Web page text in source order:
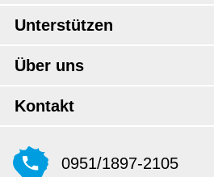
Unterstützen
Über uns
Kontakt
0951/1897-2105